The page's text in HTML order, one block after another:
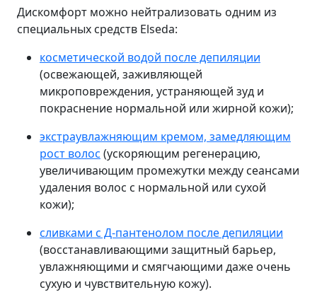
Дискомфорт можно нейтрализовать одним из
специальных средств Elseda:
косметической водой после депиляции
(освежающей, заживляющей
микроповреждения, устраняющей зуд и
покраснение нормальной или жирной кожи);
экстраувлажняющим кремом, замедляющим
рост волос (ускоряющим регенерацию,
увеличивающим промежутки между сеансами
удаления волос с нормальной или сухой
кожи);
сливками с Д-пантенолом после депиляции
(восстанавливающими защитный барьер,
увлажняющими и смягчающими даже очень
сухую и чувствительную кожу).